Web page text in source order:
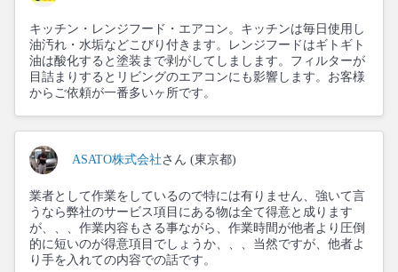
キッチン・レンジフード・エアコン。キッチンは毎日使用し
油汚れ・水垢などこびり付きます。レンジフードはギトギト
油は酸化すると塗装まで剥がしてしまします。フィルターが
目詰まりするとリビングのエアコンにも影響します。お客様
からご依頼が一番多いヶ所です。
ASATO株式会社 さん (東京都)
業者として作業をしているので特には有りません、強いて言
うなら弊社のサービス項目にある物は全て得意と成ります
が、、、作業内容もさる事ながら、作業時間が他者より圧倒
的に短いのが得意項目でしょうか、、、当然ですが、他者よ
り手を入れての内容での話です。